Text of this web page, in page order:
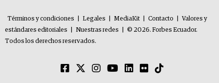
Términos y condiciones Legales MediaKit Contacto
Valores y
estándares editoriales
Nuestras redes
© 2026. Forbes Ecuador.
Todos los derechos reservados.